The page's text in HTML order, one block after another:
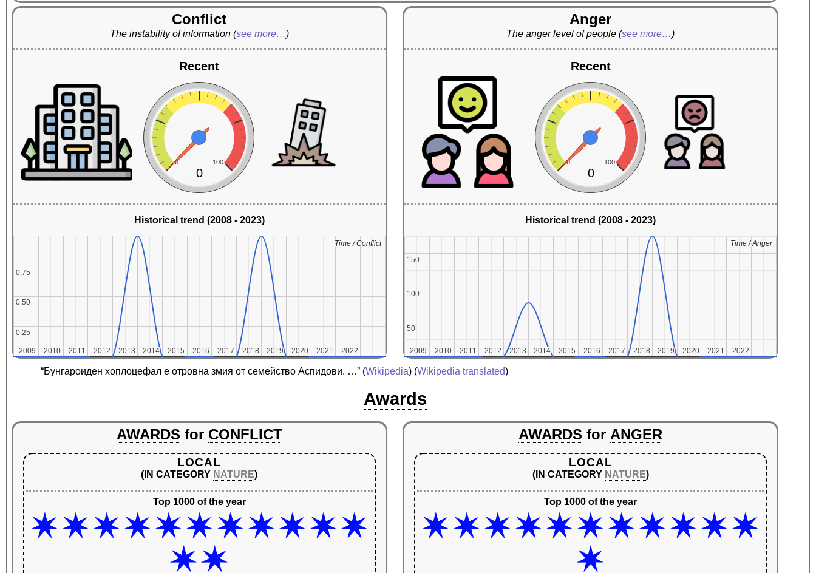
Conflict
The instability of information (see more…)
Recent
0 100
0
Historical trend (2008 - 2023)
2009
2009 2010
2010 2011
2011 2012
2012 2013
2013 2014
2014 2015
2015 2016
2016 2017
2017 2018
2018 2019
2019 2020
2020 2021
2021 2022
2022
0.25
0.25
0.50
0.50
0.75
0.75
Time / Conflict
Time / Conflict
Anger
The anger level of people(see more…)
Recent
0 100
0
Historical trend (2008 - 2023)
2009
2009 2010
2010 2011
2011 2012
2012 2013
2013 2014
2014 2015
2015 2016
2016 2017
2017 2018
2018 2019
2019 2020
2020 2021
2021 2022
2022
50
50
100
100
150
150
Time / Anger
Time / Anger
“Бунгароиден хоплоцефал е отровна змия от семейство Аспидови. …” (Wikipedia) (Wikipedia translated)
Awards
AWARDS for CONFLICT
LOCAL
(IN CATEGORY NATURE)
Top 1000 of the year
AWARDS for ANGER
LOCAL
(IN CATEGORY NATURE)
Top 1000 of the year